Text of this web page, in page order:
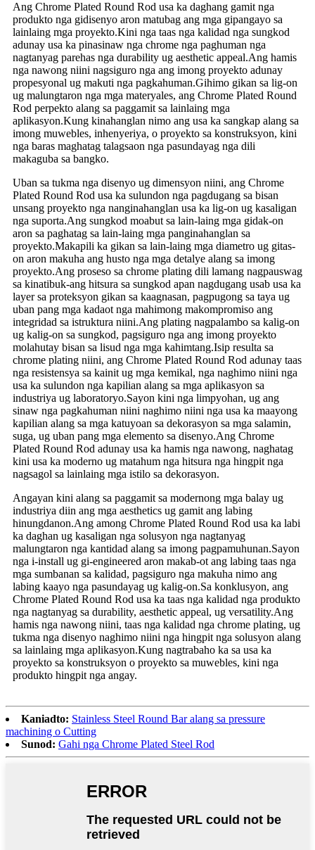
Ang Chrome Plated Round Rod usa ka daghang gamit nga
produkto nga gidisenyo aron matubag ang mga gipangayo sa
lainlaing mga proyekto.Kini nga taas nga kalidad nga sungkod
adunay usa ka pinasinaw nga chrome nga paghuman nga
nagtanyag parehas nga durability ug aesthetic appeal.Ang hamis
nga nawong niini nagsiguro nga ang imong proyekto adunay
propesyonal ug makuti nga pagkahuman.Gihimo gikan sa lig-on
ug malungtaron nga mga materyales, ang Chrome Plated Round
Rod perpekto alang sa paggamit sa lainlaing mga
aplikasyon.Kung kinahanglan nimo ang usa ka sangkap alang sa
imong muwebles, inhenyeriya, o proyekto sa konstruksyon, kini
nga baras maghatag talagsaon nga pasundayag nga dili
makaguba sa bangko.
Uban sa tukma nga disenyo ug dimensyon niini, ang Chrome
Plated Round Rod usa ka sulundon nga pagdugang sa bisan
unsang proyekto nga nanginahanglan usa ka lig-on ug kasaligan
nga suporta.Ang sungkod moabut sa lain-laing mga gidak-on
aron sa paghatag sa lain-laing mga panginahanglan sa
proyekto.Makapili ka gikan sa lain-laing mga diametro ug gitas-
on aron makuha ang husto nga mga detalye alang sa imong
proyekto.Ang proseso sa chrome plating dili lamang nagpauswag
sa kinatibuk-ang hitsura sa sungkod apan nagdugang usab usa ka
layer sa proteksyon gikan sa kaagnasan, pagpugong sa taya ug
uban pang mga kadaot nga mahimong makompromiso ang
integridad sa istruktura niini.Ang plating nagpalambo sa kalig-on
ug kalig-on sa sungkod, pagsiguro nga ang imong proyekto
molahutay bisan sa lisud nga mga kahimtang.Isip resulta sa
chrome plating niini, ang Chrome Plated Round Rod adunay taas
nga resistensya sa kainit ug mga kemikal, nga naghimo niini nga
usa ka sulundon nga kapilian alang sa mga aplikasyon sa
industriya ug laboratoryo.Sayon kini nga limpyohan, ug ang
sinaw nga pagkahuman niini naghimo niini nga usa ka maayong
kapilian alang sa mga katuyoan sa dekorasyon sa mga salamin,
suga, ug uban pang mga elemento sa disenyo.Ang Chrome
Plated Round Rod adunay usa ka hamis nga nawong, naghatag
kini usa ka moderno ug matahum nga hitsura nga hingpit nga
nagsagol sa lainlaing mga istilo sa dekorasyon.
Angayan kini alang sa paggamit sa modernong mga balay ug
industriya diin ang mga aesthetics ug gamit ang labing
hinungdanon.Ang among Chrome Plated Round Rod usa ka labi
ka daghan ug kasaligan nga solusyon nga nagtanyag
malungtaron nga kantidad alang sa imong pagpamuhunan.Sayon
nga i-install ug gi-engineered aron makab-ot ang labing taas nga
mga sumbanan sa kalidad, pagsiguro nga makuha nimo ang
labing kaayo nga pasundayag ug kalig-on.Sa konklusyon, ang
Chrome Plated Round Rod usa ka taas nga kalidad nga produkto
nga nagtanyag sa durability, aesthetic appeal, ug versatility.Ang
hamis nga nawong niini, taas nga kalidad nga chrome plating, ug
tukma nga disenyo naghimo niini nga hingpit nga solusyon alang
sa lainlaing mga aplikasyon.Kung nagtrabaho ka sa usa ka
proyekto sa konstruksyon o proyekto sa muwebles, kini nga
produkto hingpit nga angay.
Kaniadto: Stainless Steel Round Bar alang sa pressure
machining o Cutting
Sunod: Gahi nga Chrome Plated Steel Rod